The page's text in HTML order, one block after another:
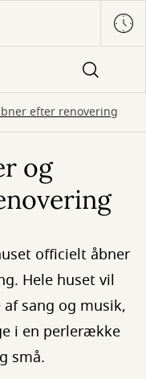
efter renovering
og
officielt åbner
Hele huset vil
sang og musik,
i en perlerække
små.